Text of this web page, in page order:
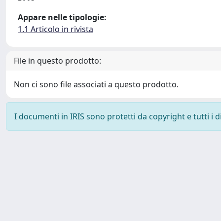
Appare nelle tipologie:
1.1 Articolo in rivista
File in questo prodotto:
Non ci sono file associati a questo prodotto.
I documenti in IRIS sono protetti da copyright e tutti i